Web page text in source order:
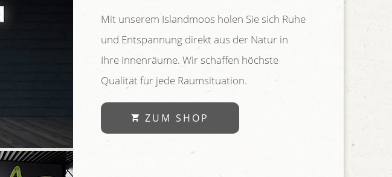
Mit unserem Islandmoos holen Sie sich Ruhe
und Entspannung direkt aus der Natur in
Ihre Innenräume. Wir schaffen höchste
Qualität für jede Raumsituation.
ZUM SHOP